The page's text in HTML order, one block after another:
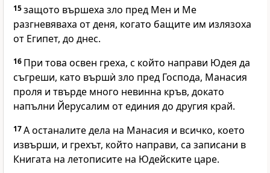
15защото вършеха зло пред Мен и Ме
разгневяваха от деня, когато бащите им излязоха
от Египет, до днес.
16 При това освен греха, с който направи Юдея да
съгреши, като вършѝ зло пред Господа, Манасия
проля и твърде много невинна кръв, докато
напълни Йерусалим от единия до другия край.
17А останалите дела на Манасия и всичко, което
извърши, и грехът, който направи, са записани в
Книгата на летописите на Юдейските царе.